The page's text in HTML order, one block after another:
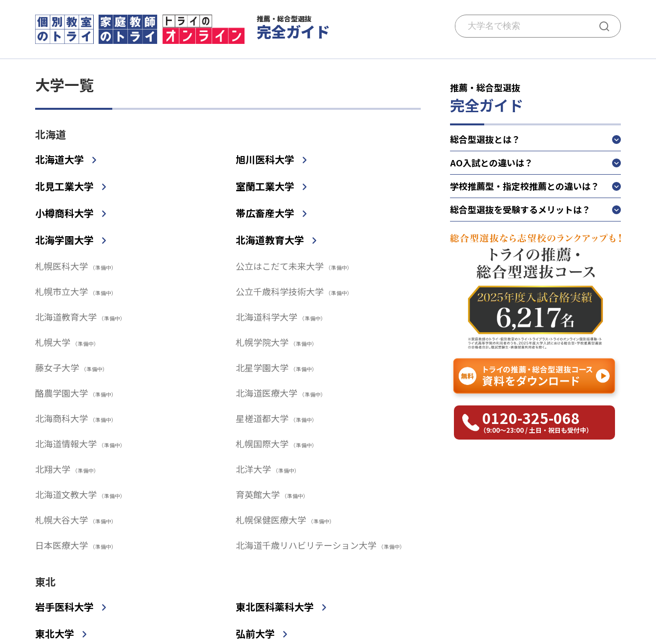
推薦・総合型選抜
完全ガイド
大学一覧
北海道
北海道大学
旭川医科大学
北見工業大学
室蘭工業大学
小樽商科大学
帯広畜産大学
北海学園大学
北海道教育大学
札幌医科大学 （準備中） 公立はこだて未来大学 （準備中）
札幌市立大学 （準備中） 公立千歳科学技術大学 （準備中）
北海道教育大学 （準備中） 北海道科学大学 （準備中）
札幌大学 （準備中） 札幌学院大学 （準備中）
藤女子大学 （準備中） 北星学園大学 （準備中）
酪農学園大学 （準備中） 北海道医療大学 （準備中）
北海商科大学 （準備中） 星槎道都大学 （準備中）
北海道情報大学 （準備中） 札幌国際大学 （準備中）
北翔大学 （準備中） 北洋大学 （準備中）
北海道文教大学 （準備中） 育英館大学 （準備中）
札幌大谷大学 （準備中） 札幌保健医療大学 （準備中）
日本医療大学 （準備中） 北海道千歳リハビリテーション大学 （準備中）
東北
岩手医科大学
東北医科薬科大学
東北大学
弘前大学
推薦・総合型選抜
完全ガイド
総合型選抜とは？
AO入試との違いは？
学校推薦型・指定校推薦との違いは？
総合型選抜を受験するメリットは？
0120-325-068
（9:00〜23:00 / 土日・祝日も受付中）